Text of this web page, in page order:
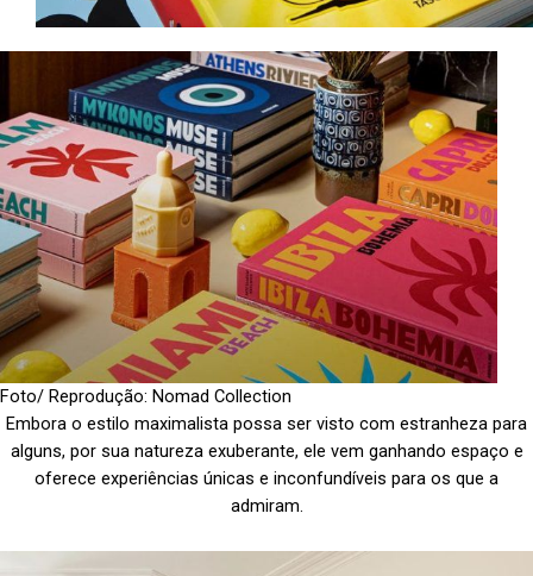
Foto/ Reprodução: Nomad Collection
Embora o estilo maximalista possa ser visto com estranheza para
alguns, por sua natureza exuberante, ele vem ganhando espaço e
oferece experiências únicas e inconfundíveis para os que a
admiram.